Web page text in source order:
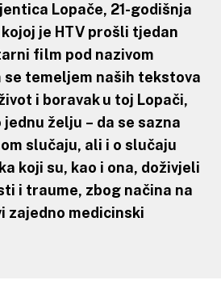
Lopače, 21-godišnja
je HTV prošli tjedan
film pod nazivom
se temeljem naših tekstova
i boravak u toj Lopači,
želju – da se sazna
slučaju, ali i o slučaju
koji su, kao i ona, doživjeli
i traume, zbog načina na
zajedno medicinski